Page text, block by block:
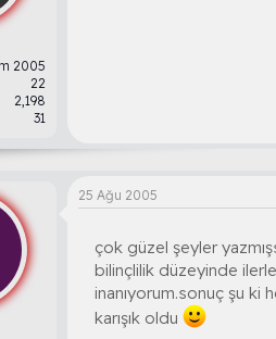
2005
22
2,198
31
25 Ağu 2005
çok güzel şeyler
bilinçlilik düzeyinde
inanıyorum.sonuç şu ki
karışık oldu